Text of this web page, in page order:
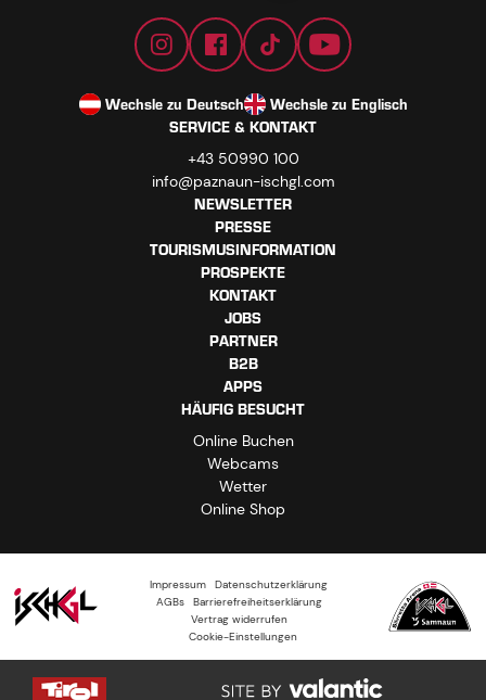
Wechsle zu Deutsch
Wechsle zu Englisch
SERVICE & KONTAKT
+43 50990 100
info@paznaun-ischgl.com
NEWSLETTER
PRESSE
TOURISMUSINFORMATION
PROSPEKTE
KONTAKT
JOBS
PARTNER
B2B
APPS
HÄUFIG BESUCHT
Online Buchen
Webcams
Wetter
Online Shop
Impressum
Datenschutzerklärung
AGBs
Barrierefreiheitserklärung
Vertrag widerrufen
Cookie-Einstellungen